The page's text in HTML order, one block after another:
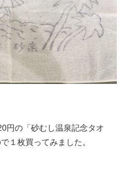
円の「砂むし温泉記念タオ
１枚買ってみました。